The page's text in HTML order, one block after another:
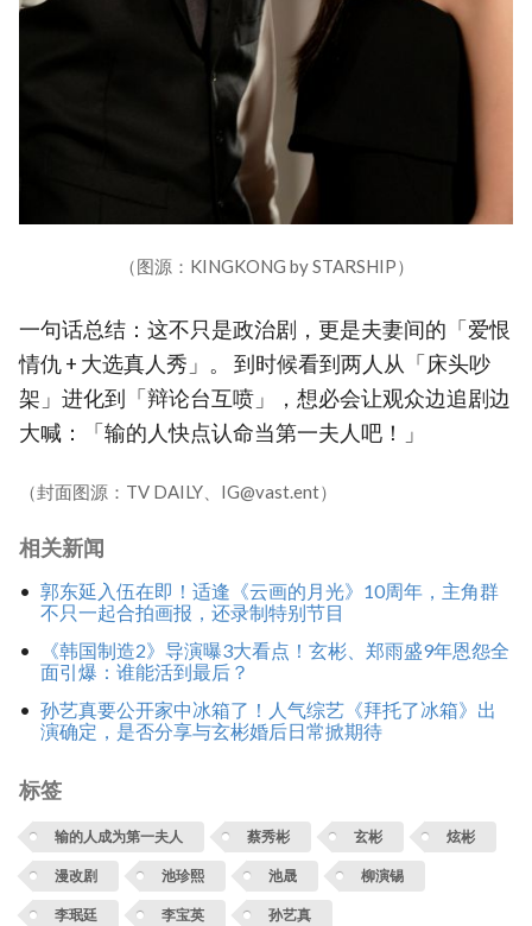
（图源：KINGKONG by STARSHIP）
一句话总结：这不只是政治剧，更是夫妻间的「爱恨
情仇 + 大选真人秀」。 到时候看到两人从「床头吵
架」进化到「辩论台互喷」，想必会让观众边追剧边
大喊：「输的人快点认命当第一夫人吧！」
（封面图源：TV DAILY、IG@vast.ent）
相关新闻
郭东延入伍在即！适逢《云画的月光》10周年，主角群
不只一起合拍画报，还录制特别节目
《韩国制造2》导演曝3大看点！玄彬、郑雨盛9年恩怨全
面引爆：谁能活到最后？
孙艺真要公开家中冰箱了！人气综艺《拜托了冰箱》出
演确定，是否分享与玄彬婚后日常掀期待
标签
输的人成为第一夫人 蔡秀彬 玄彬 炫彬
漫改剧 池珍熙 池晟 柳演锡
李珉廷 李宝英 孙艺真